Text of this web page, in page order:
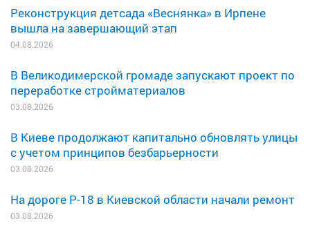
Реконструкция детсада «Веснянка» в Ирпене
вышла на завершающий этап
04.08.2026
В Великодимерской громаде запускают проект по
переработке стройматериалов
03.08.2026
В Киеве продолжают капитально обновлять улицы
с учетом принципов безбарьерности
03.08.2026
На дороге Р-18 в Киевской области начали ремонт
03.08.2026